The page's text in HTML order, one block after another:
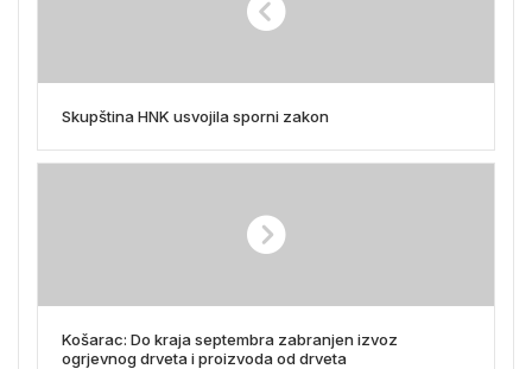
Skupština HNK usvojila sporni zakon
Košarac: Do kraja septembra zabranjen izvoz
ogrjevnog drveta i proizvoda od drveta